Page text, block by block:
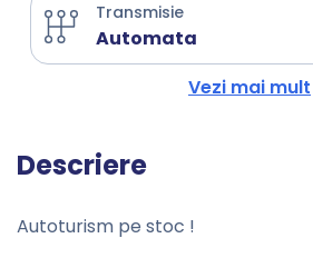
Transmisie
Automata
Vezi mai mult
Descriere
Autoturism pe stoc !